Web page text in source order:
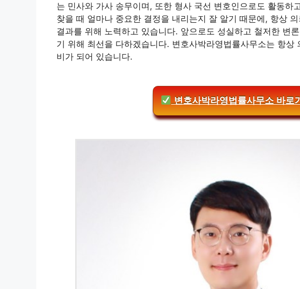
는 민사와 가사 송무이며, 또한 형사 국선 변호인으로도 활동하
찾을 때 얼마나 중요한 결정을 내리는지 잘 알기 때문에, 항상
결과를 위해 노력하고 있습니다. 앞으로도 성실하고 철저한 변
기 위해 최선을 다하겠습니다. 변호사박라영법률사무소는 항상
비가 되어 있습니다.
변호사박라영법률사무소 바로